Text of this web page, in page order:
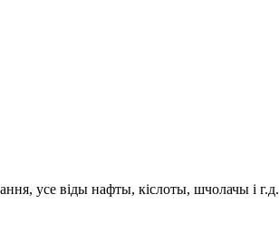
усе віды нафты, кіслоты, шчолачы і г.д.